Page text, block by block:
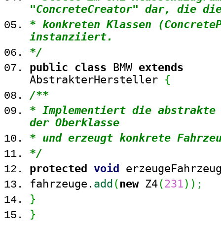
"ConcreteCreator" dar, die
* konkreten Klassen
instanziiert.
*/
public class BMW extends
AbstrakterHersteller {
/**
* Implementiert die abstrakte
der Oberklasse
* und erzeugt konkrete
*/
protected void
fahrzeuge. add(newZ4(231) ) ;
}
}